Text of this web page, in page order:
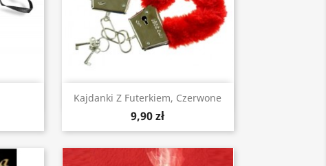
Kajdanki Z Futerkiem, Czerwone
9,90 zł
 Szybki podgląd